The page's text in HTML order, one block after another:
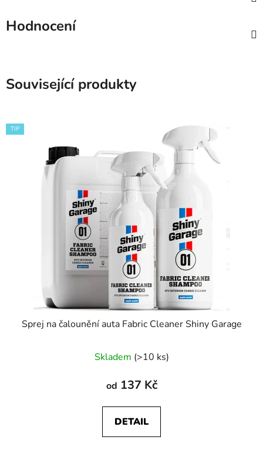
Hodnocení
Související produkty
TIP
Sprej na čalounění auta Fabric Cleaner Shiny Garage
Skladem (>10 ks)
od 137 Kč
DETAIL